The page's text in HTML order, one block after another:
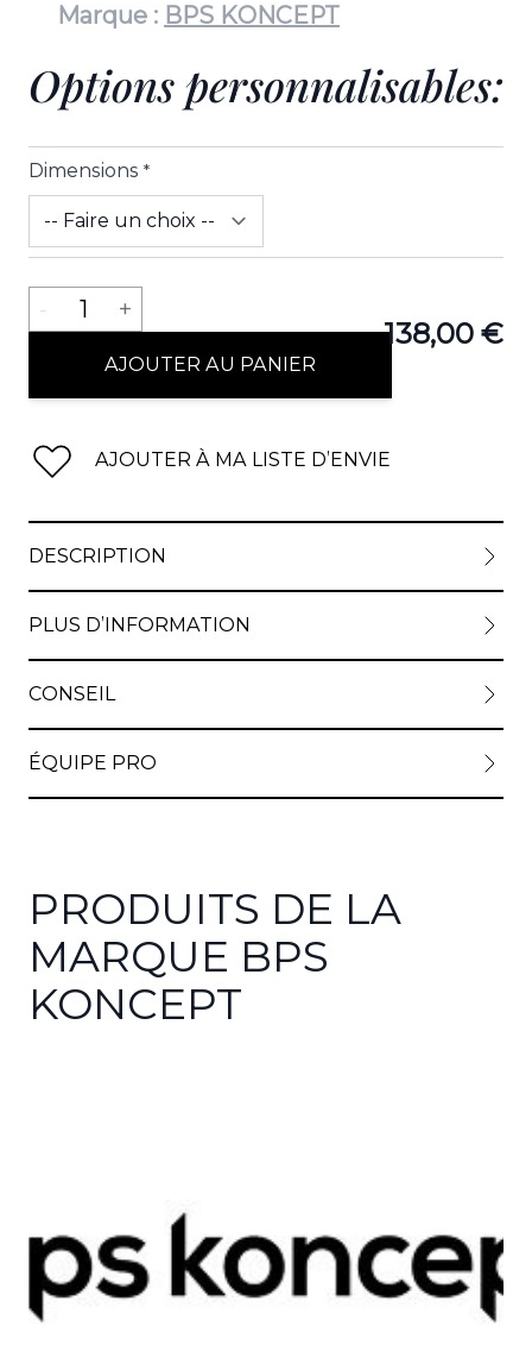
Marque : BPS KONCEPT
Options personnalisables:
Dimensions *
138,00 €
Quantité
- 1 +
AJOUTER AU PANIER
AJOUTER À MA LISTE D’ENVIE
DESCRIPTION
PLUS D’INFORMATION
CONSEIL
ÉQUIPE PRO
PRODUITS DE LA
MARQUE BPS
KONCEPT